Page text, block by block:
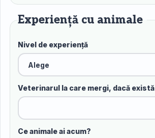
Experiență cu animale
Nivel de experiență
Veterinarul la care mergi, dacă există
Ce animale ai acum?